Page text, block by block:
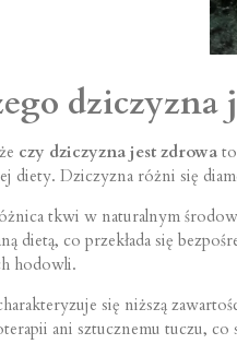
dziczyzna
czy dziczyzna jest zdrowa
diety. Dziczyzna różni się
tkwi w naturalnym
dietą, co przekłada się
hodowli.
się niższą
ani sztucznemu tuczu, co